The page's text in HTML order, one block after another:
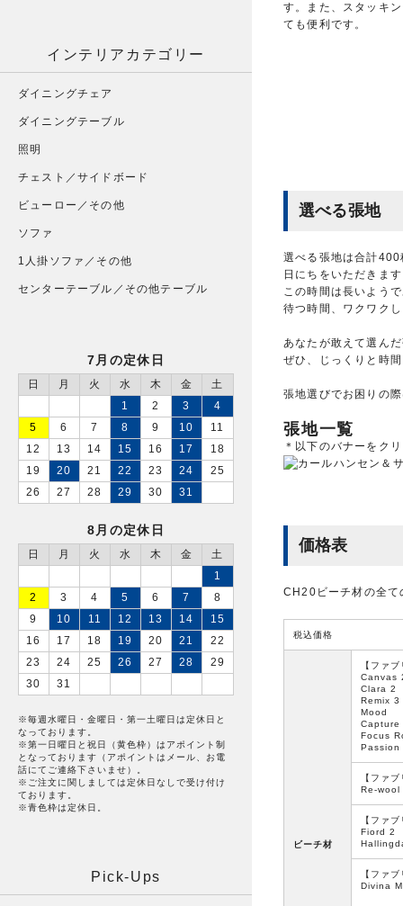
す。また、スタッキ
ても便利です。
選べる張地
選べる張地は合計
日にちをいただきま
この時間は長いよう
待つ時間、ワクワク
あなたが敢えて選ん
ぜひ、じっくりと時
張地選びでお困りの
張地一覧
＊以下のバナーをク
価格表
CH20ビーチ材の全て
税込価格
ビーチ材
【ファ
Canvas
Clara 2
Remix 3
Mood
Capture
Focus
Passion
【ファ
Re-wool
【ファ
Fiord 2
【ファ
Divina
インテリアカテゴリー
ダイニングチェア
ダイニングテーブル
照明
チェスト／サイドボード
ビューロー／その他
ソファ
1人掛ソファ／その他
センターテーブル／その他テーブル
7月の定休日
日 月 火 水 木 金
土
1
2 3
4
5
6 7 8 9 10
11
12
13 14 15 16 17
18
19
20 21 22 23 24
25
26
27 28 29 30 31
8月の定休日
日 月 火 水 木 金
土
1
2
3 4 5 6 7
8
9
10 11 12 13 14
15
16
17 18 19 20 21
22
23
24 25 26 27 28
29
30
31
※毎週水曜日・金曜日・第一土曜日は定休日と
なっております。
※第一日曜日と祝日（黄色枠）はアポイント制
となっております（アポイントはメール、お電
話にてご連絡下さいませ）。
※ご注文に関しましては定休日なしで受け付け
ております。
※青色枠は定休日。
Pick-Ups